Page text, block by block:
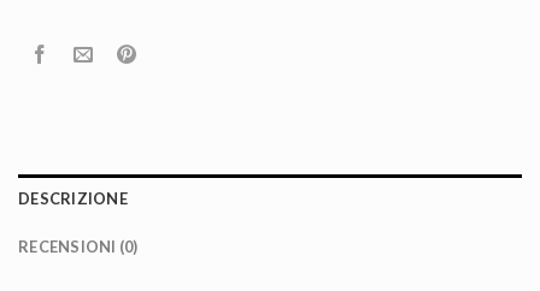
DESCRIZIONE
RECENSIONI (0)